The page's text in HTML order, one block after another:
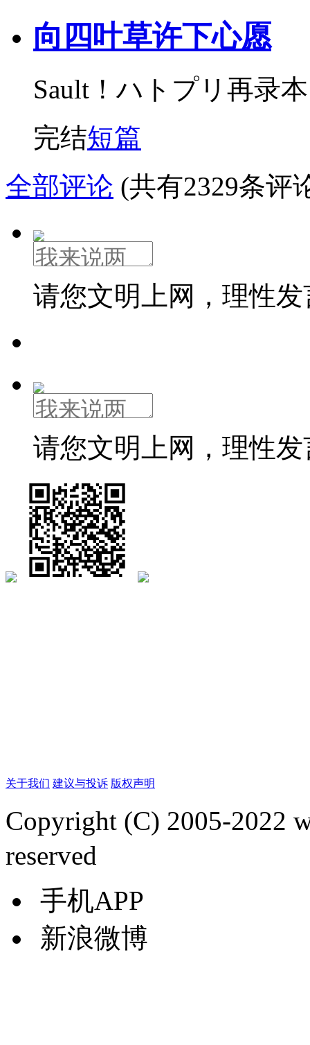
向四叶草许下心愿
Sault！ハトプリ再录
完结短篇
全部评论 (共有2329条评
请您文明上网，理性
请您文明上网，理性
关于我们 建议与投诉 版权声明
Copyright (C) 2005-2022
reserved
手机APP
新浪微博